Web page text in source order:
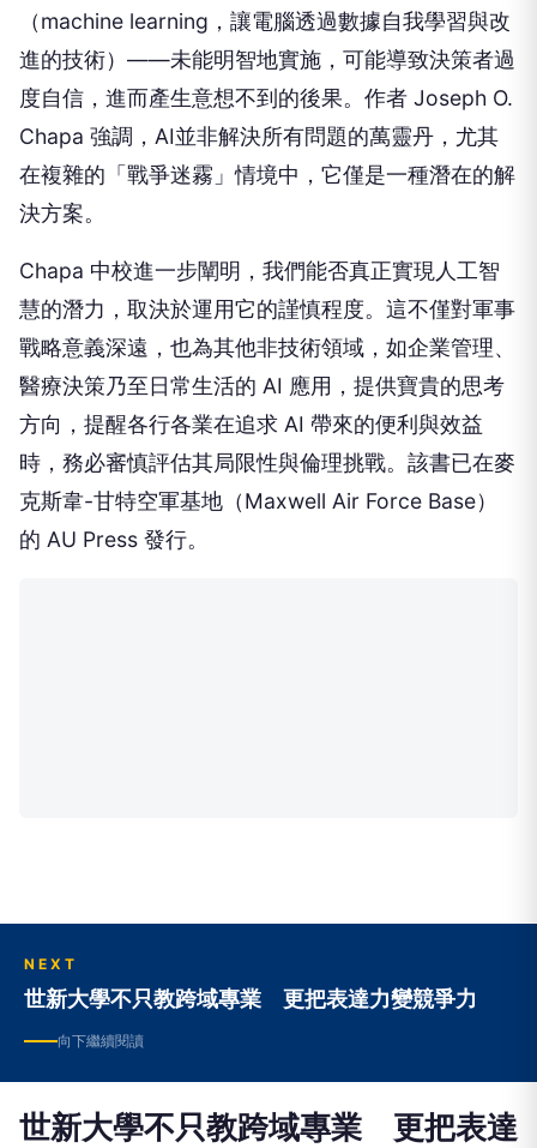
（machine learning，讓電腦透過數據自我學習與改
進的技術）——未能明智地實施，可能導致決策者過
度自信，進而產生意想不到的後果。作者 Joseph O.
Chapa 強調，AI並非解決所有問題的萬靈丹，尤其
在複雜的「戰爭迷霧」情境中，它僅是一種潛在的解
決方案。
Chapa 中校進一步闡明，我們能否真正實現人工智
慧的潛力，取決於運用它的謹慎程度。這不僅對軍事
戰略意義深遠，也為其他非技術領域，如企業管理、
醫療決策乃至日常生活的 AI 應用，提供寶貴的思考
方向，提醒各行各業在追求 AI 帶來的便利與效益
時，務必審慎評估其局限性與倫理挑戰。該書已在麥
克斯韋-甘特空軍基地（Maxwell Air Force Base）
的 AU Press 發行。
NEXT
世新大學不只教跨域專業 更把表達力變競爭力
向下繼續閱讀
世新大學不只教跨域專業 更把表達